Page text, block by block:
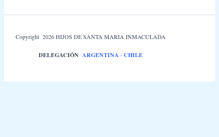
Copyright 2026 HIJOS DE SANTA MARIA INMACULADA
DELEGACIÓN ARGENTINA -CHILE